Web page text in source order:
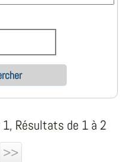
Résultats de 1 à 2
>>